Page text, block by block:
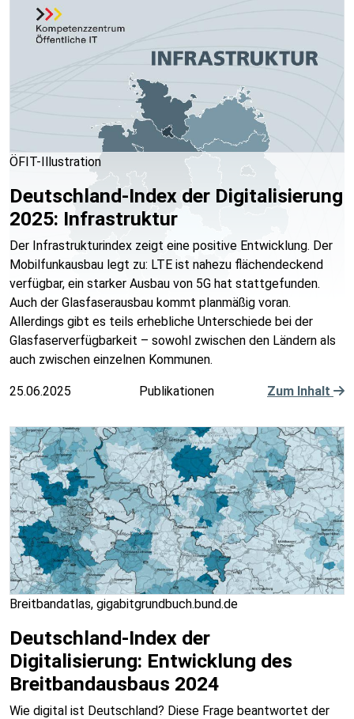
ÖFIT-Illustration
Deutschland-Index der Digitalisierung
2025: Infrastruktur
Der Infrastrukturindex zeigt eine positive Entwicklung. Der
Mobilfunkausbau legt zu: LTE ist nahezu flächendeckend
verfügbar, ein starker Ausbau von 5G hat stattgefunden.
Auch der Glasfaserausbau kommt planmäßig voran.
Allerdings gibt es teils erhebliche Unterschiede bei der
Glasfaserverfügbarkeit – sowohl zwischen den Ländern als
auch zwischen einzelnen Kommunen.
25.06.2025 Publikationen Zum Inhalt
Breitbandatlas, gigabitgrundbuch.bund.de
Deutschland-Index der
Digitalisierung: Entwicklung des
Breitbandausbaus 2024
Wie digital ist Deutschland? Diese Frage beantwortet der